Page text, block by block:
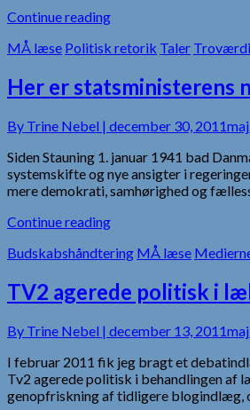
Continue reading
MÅ læse Politisk retorik Taler
Her er statsministerens
By Trine Nebel | december 30, 2011
Siden Stauning 1. januar 1941 bad
systemskifte og nye ansigter i
mere demokrati, samhørighed og
Continue reading
Budskabshåndtering MÅ læse
TV2 agerede politisk i
By Trine Nebel | december 13, 2011
I februar 2011 fik jeg bragt et
Tv2 agerede politisk i behandlingen af
genopfriskning af tidligere